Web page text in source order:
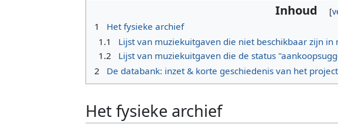
Inhoud
1
Het fysieke archief
1.1
Lijst van muziekuitgaven die niet beschikbaar zijn
1.2
Lijst van muziekuitgaven die de status
2
De databank: inzet & korte geschiedenis van het project
Het fysieke archief